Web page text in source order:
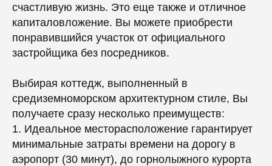
счастливую жизнь. Это еще также и отличное
капиталовложение. Вы можете приобрести
понравившийся участок от официального
застройщика без посредников.
Выбирая коттедж, выполненный в
средиземноморском архитектурном стиле, Вы
получаете сразу несколько преимуществ:
1. Идеальное месторасположение гарантирует
минимальные затраты времени на дорогу в
аэропорт (30 минут), до горнолыжного курорта